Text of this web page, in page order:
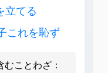
立てる
これを恥ず
むことわざ：